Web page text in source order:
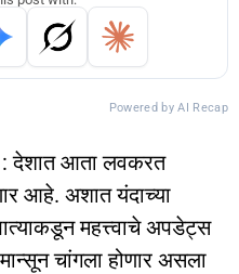
Powered by AI Recap
देशात आता लवकरत
आहे. अशात यंदाच्या
महत्त्वाचे अपडेट्स
चांगला होणार असला